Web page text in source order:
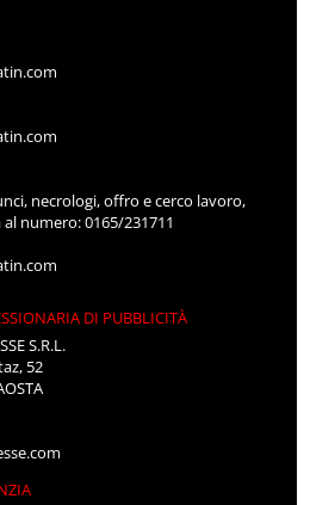
necrologi, offro e cerco lavoro,
numero: 0165/231711
DI PUBBLICITÀ
S.R.L.
52